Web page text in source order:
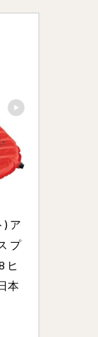
) ア
プ
ヒ
本